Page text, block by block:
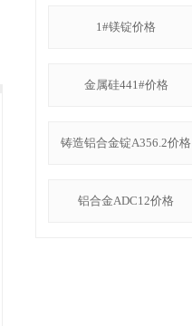
1#镁锭价格
金属硅441#价格
铸造铝合金锭A356.2价格
铝合金ADC12价格